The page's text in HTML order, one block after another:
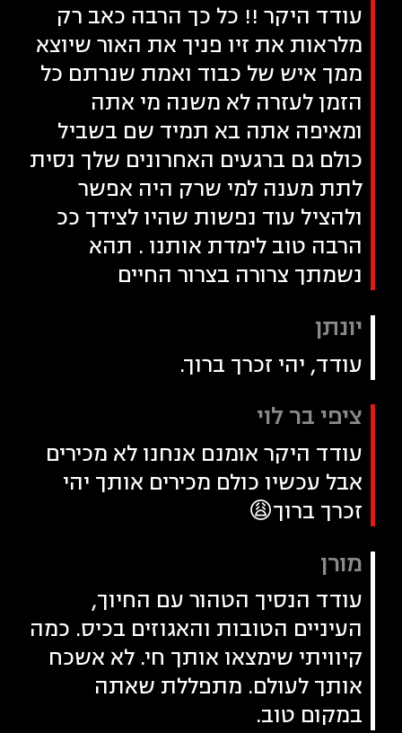
עודד היקר !! כל כך הרבה כאב רק
מלראות את זיו פניך את האור שיוצא
ממך איש של כבוד ואמת שנרתם כל
הזמן לעזרה לא משנה מי אתה
ומאיפה אתה בא תמיד שם בשביל
כולם גם ברגעים האחרונים שלך נסית
לתת מענה למי שרק היה אפשר
ולהציל עוד נפשות שהיו לצידך ככ
הרבה טוב לימדת אותנו . תהא
נשמתך צרורה בצרור החיים
יונתן
עודד, יהי זכרך ברוך.
ציפי בר לוי
עודד היקר אומנם אנחנו לא מכירים
אבל עכשיו כולם מכירים אותך יהי
זכרך ברוך😩
מורן
עודד הנסיך הטהור עם החיוך,
העיניים הטובות והאגוזים בכיס. כמה
קיוויתי שימצאו אותך חי. לא אשכח
אותך לעולם. מתפללת שאתה
במקום טוב.